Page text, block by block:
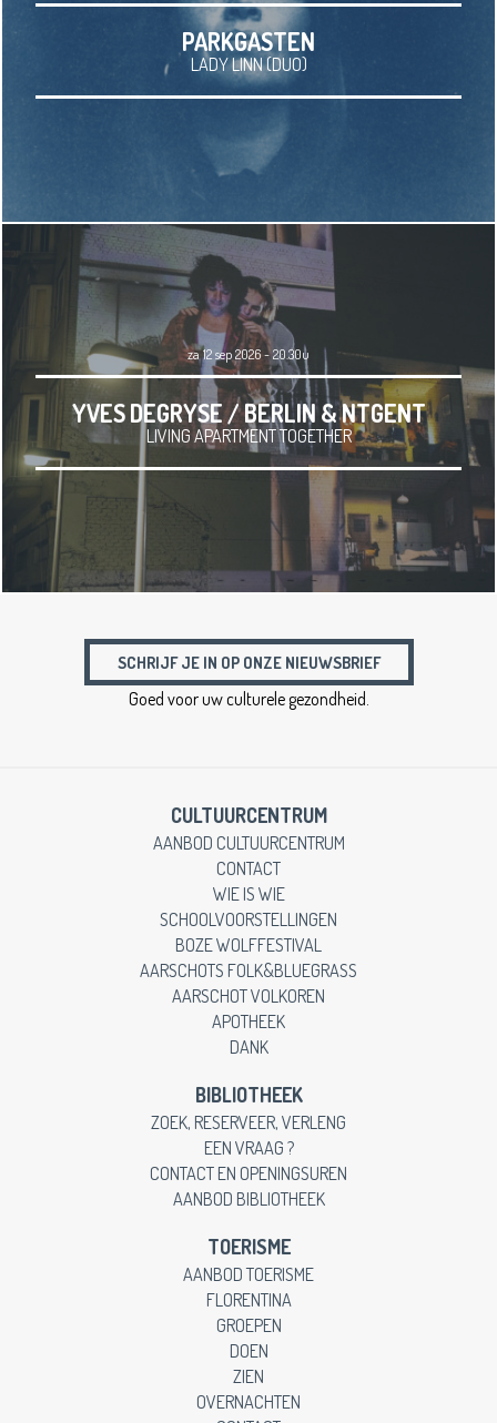
PARKGASTEN
LADY LINN (DUO)
za 12 sep 2026 - 20.30u
YVES DEGRYSE / BERLIN & NTGENT
LIVING APARTMENT TOGETHER
SCHRIJF JE IN OP ONZE NIEUWSBRIEF
Goed voor uw culturele gezondheid.
CULTUURCENTRUM
AANBOD CULTUURCENTRUM
CONTACT
WIE IS WIE
SCHOOLVOORSTELLINGEN
BOZE WOLFFESTIVAL
AARSCHOTS FOLK&BLUEGRASS
AARSCHOT VOLKOREN
APOTHEEK
DANK
BIBLIOTHEEK
ZOEK, RESERVEER, VERLENG
EEN VRAAG ?
CONTACT EN OPENINGSUREN
AANBOD BIBLIOTHEEK
TOERISME
AANBOD TOERISME
FLORENTINA
GROEPEN
DOEN
ZIEN
OVERNACHTEN